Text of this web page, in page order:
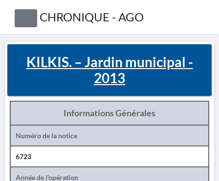
CHRONIQUE - AGO
KILKIS. – Jardin municipal -
2013
Informations Générales
Numéro de la notice
6723
Année de l'opération